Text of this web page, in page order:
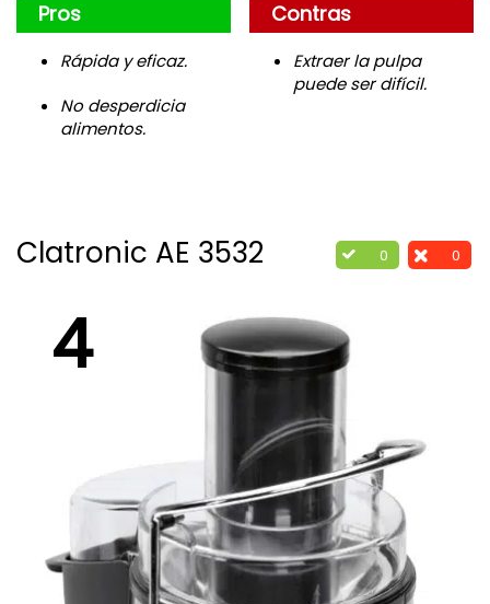
Pros
Rápida y eficaz.
No desperdicia
alimentos.
Contras
Extraer la pulpa
puede ser difícil.
0 0
Clatronic AE 3532
4